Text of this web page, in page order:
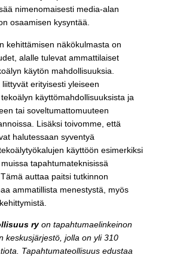
nimenomaisesti media-alan
osaamisen kysyntää.
kehittämisen näkökulmasta on
alalle tulevat ammattilaiset
käytön mahdollisuuksia.
erityisesti yleiseen
käyttömahdollisuuksista ja
tai soveltumattomuuteen
Lisäksi toivomme, että
halutessaan syventyä
käyttöön esimerkiksi
tapahtumateknisissä
auttaa paitsi tutkinnon
ammatillista menestystä, myös
ryon tapahtumaelinkeinon
keskusjärjestö, jolla on yli 310
Tapahtumateollisuus edustaa